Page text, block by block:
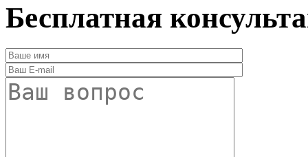
Бесплатная